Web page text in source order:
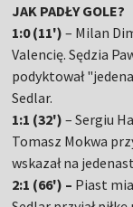
JAK PADŁY GOLE?
1:0 (11') – Milan
Valencię. Sędzia
podyktował
Sedlar.
1:1 (32') – Sergiu
Tomasz Mokwa
wskazał na
2:1 (66') – Piast